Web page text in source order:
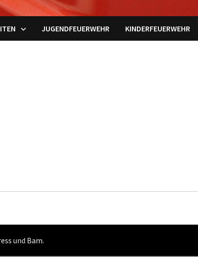
JUGENDFEUERWEHR KINDERFEUERWEHR
und Bam.